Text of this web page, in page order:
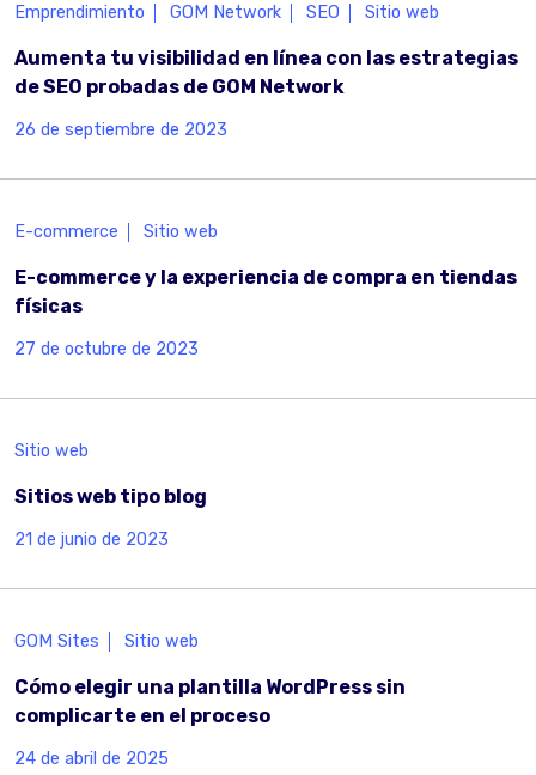
Emprendimiento GOM Network SEO Sitio web
Aumenta tu visibilidad en línea con las estrategias
de SEO probadas de GOM Network
26 de septiembre de 2023
E-commerce Sitio web
E-commerce y la experiencia de compra en tiendas
físicas
27 de octubre de 2023
Sitio web
Sitios web tipo blog
21 de junio de 2023
GOM Sites Sitio web
Cómo elegir una plantilla WordPress sin
complicarte en el proceso
24 de abril de 2025